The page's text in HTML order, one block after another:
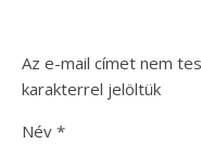
Az e-mail címet nem
karakterrel jelöltük
Név *